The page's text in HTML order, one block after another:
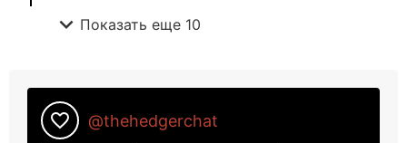
expand_more Показать еще 10
favorite_border @thehedgerchat